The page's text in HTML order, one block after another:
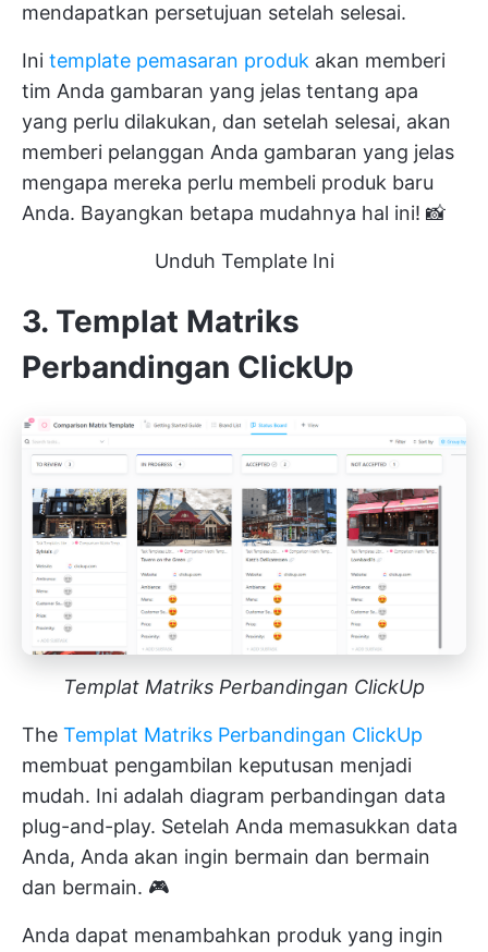
mendapatkan persetujuan setelah selesai.
Ini template pemasaran produk akan memberi
tim Anda gambaran yang jelas tentang apa
yang perlu dilakukan, dan setelah selesai, akan
memberi pelanggan Anda gambaran yang jelas
mengapa mereka perlu membeli produk baru
Anda. Bayangkan betapa mudahnya hal ini! 📸
Unduh Template Ini
3. Templat Matriks
Perbandingan ClickUp
Templat Matriks Perbandingan ClickUp
The Templat Matriks Perbandingan ClickUp
membuat pengambilan keputusan menjadi
mudah. Ini adalah diagram perbandingan data
plug-and-play. Setelah Anda memasukkan data
Anda, Anda akan ingin bermain dan bermain
dan bermain. 🎮
Anda dapat menambahkan produk yang ingin